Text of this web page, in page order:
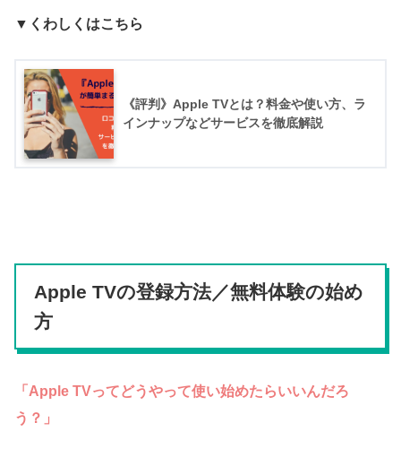
▼くわしくはこちら
《評判》Apple TVとは？料金や使い方、ラ
インナップなどサービスを徹底解説
Apple TVの登録方法／無料体験の始め
方
「Apple TVってどうやって使い始めたらいいんだろ
う？」